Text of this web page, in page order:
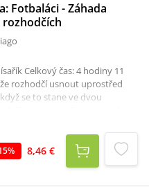
Fotbaláci - Záhada
rozhodčích
Celkový čas: 4 hodiny 11
rozhodčí usnout uprostřed
se to stane ve dvou
a právě jdu kopat tu
v dějinách Soto Alta.
tým Soto Alto není jen
My jsme mnohem víc. Máme
% 8,46 €